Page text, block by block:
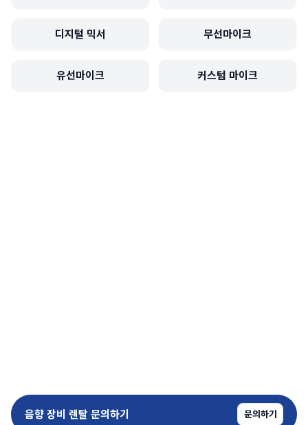
디지털 믹서 무선마이크
유선마이크 커스텀 마이크
음향 장비 렌탈 문의하기 문의하기